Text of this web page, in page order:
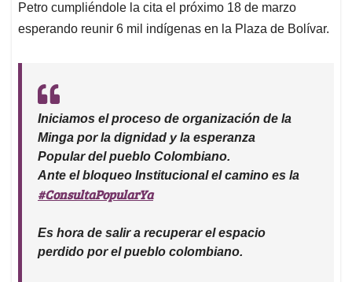
Petro cumpliéndole la cita el próximo 18 de marzo
esperando reunir 6 mil indígenas en la Plaza de Bolívar.
Iniciamos el proceso de organización de la
Minga por la dignidad y la esperanza
Popular del pueblo Colombiano.
Ante el bloqueo Institucional el camino es la
#ConsultaPopularYa
Es hora de salir a recuperar el espacio
perdido por el pueblo colombiano.